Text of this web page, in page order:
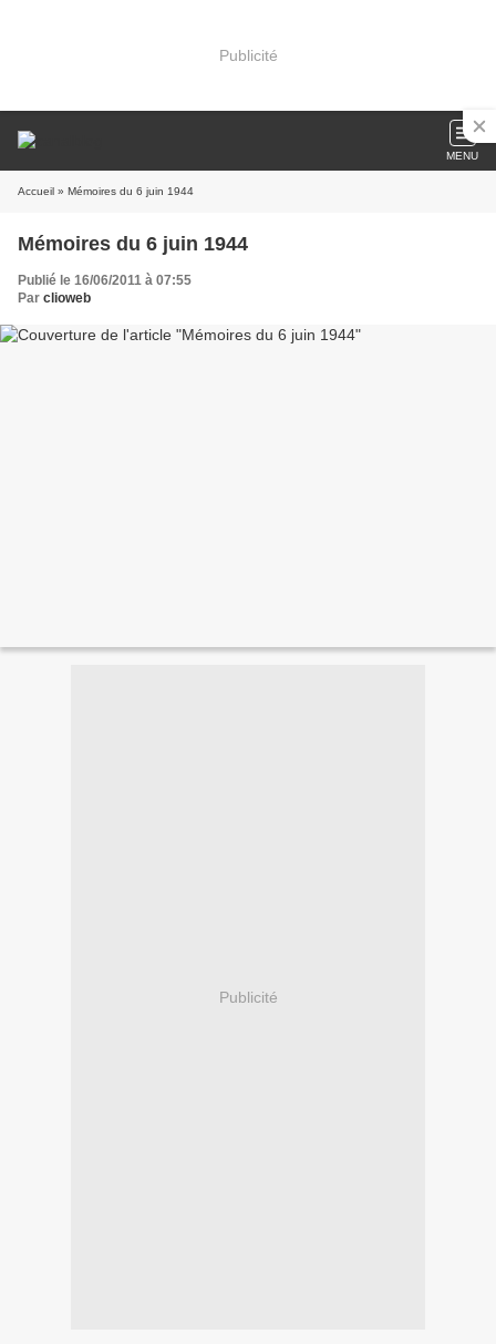
Publicité
MENU
Accueil » Mémoires du 6 juin 1944
Mémoires du 6 juin 1944
Publié le 16/06/2011 à 07:55
Par clioweb
Publicité